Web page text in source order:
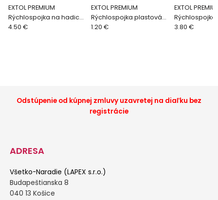
EXTOL PREMIUM
Rýchlospojka na hadicu
mosadzná, 3/4'', STOP
4.50 €
EXTOL PREMIUM
Rýchlospojka plastová
1", vonkajší závit 8876519
1.20 €
EXTOL
mosadzná, 1/
3.80 €
Odstúpenie od kúpnej zmluvy uzavretej na diaľku bez
registrácie
ADRESA
Všetko-Naradie (LAPEX s.r.o.)
Budapeštianska 8
040 13 Košice